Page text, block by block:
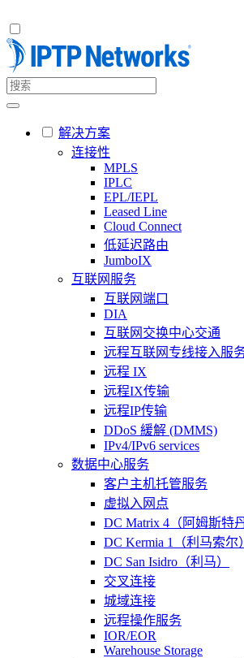
解决方案
连接性
MPLS
IPLC
EPL/IEPL
Leased Line
Cloud Connect
低延迟路由
JumboIX
互联网服务
互联网端口
DIA
互联网交换中心交通
远程互联网专线接入服
远程 IX
远程IX传输
远程IP传输
DDoS 緩解 (DMMS)
IPv4/IPv6 services
数据中心服务
客户主机托管服务
虚拟入网点
DC Matrix 4（阿姆斯特丹
DC Kermia 1（利马索尔）
DC San Isidro（利马）
交叉连接
城域连接
远程操作服务
IOR/EOR
Warehouse Storage